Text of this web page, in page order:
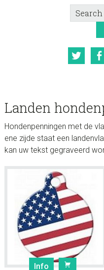
Search
Here
Landen
Hondenpenningen met de
ene zijde staat een
kan uw tekst gegraveerd
Info